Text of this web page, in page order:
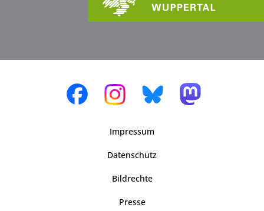
Impressum
Datenschutz
Bildrechte
Presse